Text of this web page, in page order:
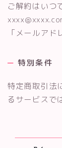
ご解約はいつ
「メールアド
特別条件
特定商取引法
るサービスで